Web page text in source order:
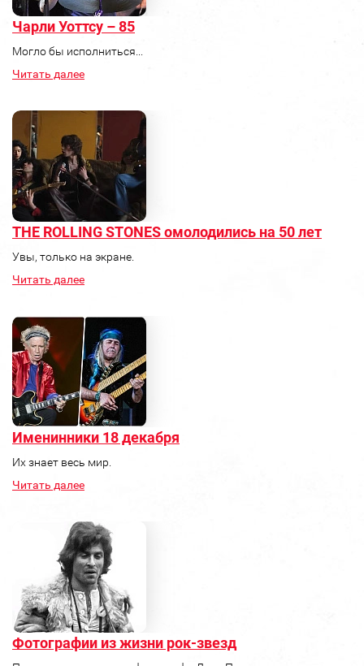
Чарли Уоттсу – 85
Могло бы исполниться...
Читать далее
THE ROLLING STONES омолодились на 50 лет
Увы, только на экране.
Читать далее
Именинники 18 декабря
Их знает весь мир.
Читать далее
Фотографии из жизни рок-звезд